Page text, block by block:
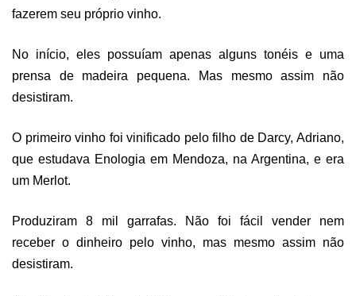
fazerem seu próprio vinho.
No início, eles possuíam apenas alguns tonéis e uma
prensa de madeira pequena. Mas mesmo assim não
desistiram.
O primeiro vinho foi vinificado pelo filho de Darcy, Adriano,
que estudava Enologia em Mendoza, na Argentina, e era
um Merlot.
Produziram 8 mil garrafas. Não foi fácil vender nem
receber o dinheiro pelo vinho, mas mesmo assim não
desistiram.